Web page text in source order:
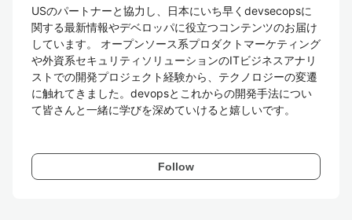
USのパートナーと協力し、日本にいち早くdevsecopsに
関する最新情報やデベロッパに役立つコンテンツのお届け
しています。 オープンソース系プロダクトマーケティング
や外資系セキュリティソリューションのITビジネスアナリ
ストでの開発プロジェクト経験から、テクノロジーの変遷
に触れてきました。devopsとこれからの開発手法につい
て皆さんと一緒に学びを深めていけると嬉しいです。
Follow